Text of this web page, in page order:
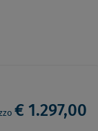
€ 1.297,00